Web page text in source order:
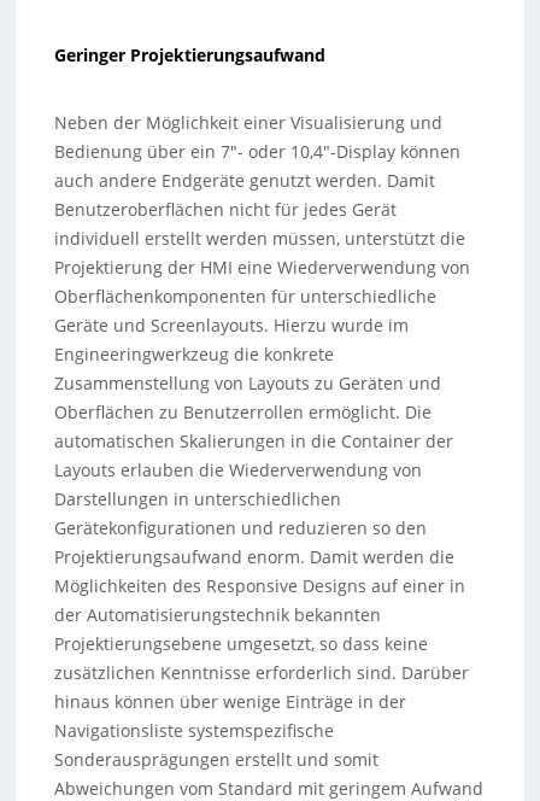
Geringer Projektierungsaufwand
Neben der Möglichkeit einer Visualisierung und
Bedienung über ein 7″- oder 10,4″-Display können
auch andere Endgeräte genutzt werden. Damit
Benutzeroberflächen nicht für jedes Gerät
individuell erstellt werden müssen, unterstützt die
Projektierung der HMI eine Wiederverwendung von
Oberflächenkomponenten für unterschiedliche
Geräte und Screenlayouts. Hierzu wurde im
Engineeringwerkzeug die konkrete
Zusammenstellung von Layouts zu Geräten und
Oberflächen zu Benutzerrollen ermöglicht. Die
automatischen Skalierungen in die Container der
Layouts erlauben die Wiederverwendung von
Darstellungen in unterschiedlichen
Gerätekonfigurationen und reduzieren so den
Projektierungsaufwand enorm. Damit werden die
Möglichkeiten des Responsive Designs auf einer in
der Automatisierungstechnik bekannten
Projektierungsebene umgesetzt, so dass keine
zusätzlichen Kenntnisse erforderlich sind. Darüber
hinaus können über wenige Einträge in der
Navigationsliste systemspezifische
Sonderausprägungen erstellt und somit
Abweichungen vom Standard mit geringem Aufwand